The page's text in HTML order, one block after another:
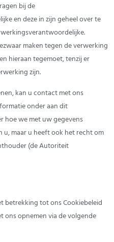
bij de
en deze in zijn geheel over te
maken tegen de verwerking
hieraan tegemoet, tenzij er
zijn.
kan u contact met ons
onder aan dit
hoe we met uw gegevens
u, maar u heeft ook het recht om
(de Autoriteit
betrekking tot ons Cookiebeleid
ons opnemen via de volgende